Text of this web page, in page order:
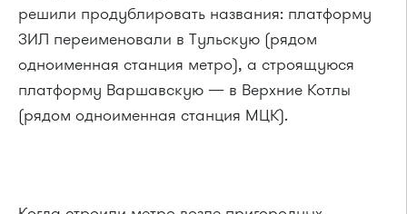
решили продублировать названия: платформу
ЗИЛ переименовали в Тульскую (рядом
одноименная станция метро), а строящуюся
платформу Варшавскую — в Верхние Котлы
(рядом одноименная станция МЦК).